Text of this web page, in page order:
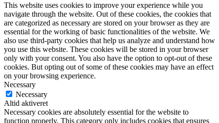
This website uses cookies to improve your experience while you
navigate through the website. Out of these cookies, the cookies that
are categorized as necessary are stored on your browser as they are
essential for the working of basic functionalities of the website. We
also use third-party cookies that help us analyze and understand how
you use this website. These cookies will be stored in your browser
only with your consent. You also have the option to opt-out of these
cookies. But opting out of some of these cookies may have an effect
on your browsing experience.
Necessary
Necessary
Altid aktiveret
Necessary cookies are absolutely essential for the website to
function properly. This category only includes cookies that ensures